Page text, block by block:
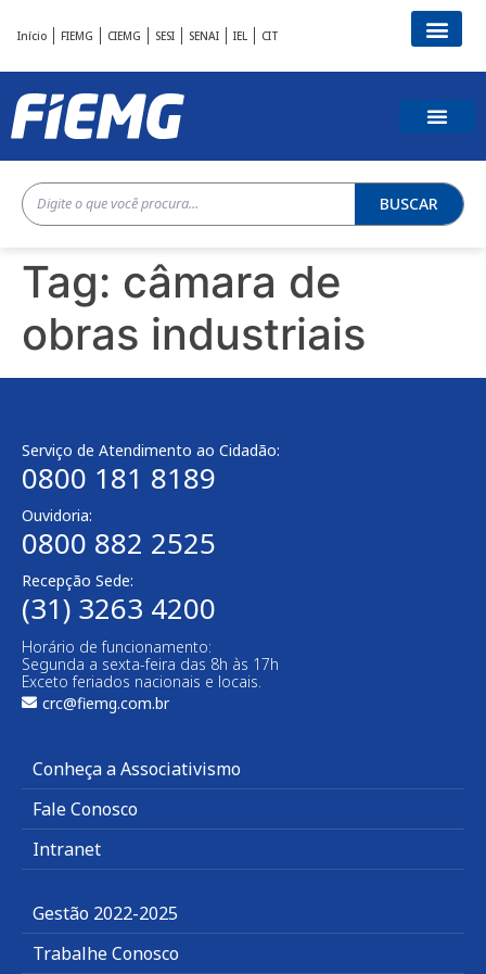
Início FIEMG CIEMG SESI SENAI IEL CIT
BUSCAR
Tag: câmara de
obras industriais
Serviço de Atendimento ao Cidadão:
0800 181 8189
Ouvidoria:
0800 882 2525
Recepção Sede:
(31) 3263 4200
Horário de funcionamento:
Segunda a sexta-feira das 8h às 17h
Exceto feriados nacionais e locais.
crc@fiemg.com.br
Conheça a Associativismo
Fale Conosco
Intranet
Gestão 2022-2025
Trabalhe Conosco